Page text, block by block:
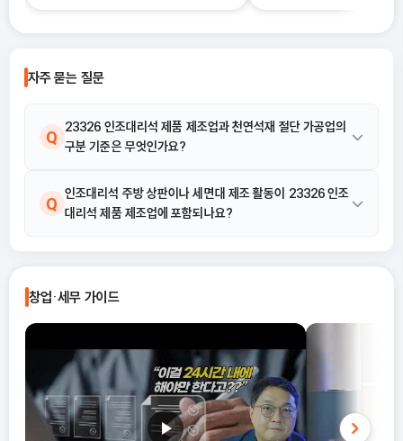
으로 정리합니다.
자주 묻는 질문
Q
23326 인조대리석 제품 제조업과 천연석재 절단 가공업의
구분 기준은 무엇인가요?
A 23326 인조대리석 제품 제조업은 천연광물질을 주된 성분으로 아
크릴수지, 폴리에스테르수지 등과 안료, 안정제 등의 첨가물을 배합
Q
인조대리석 주방 상판이나 세면대 제조 활동이 23326 인조
대리석 제품 제조업에 포함되나요?
료, 안정제 등을 배합하여 제조하는 것과 함께, 인조대리석 주방 상
판, 식탁 테이블, 세면대 등 유사 제품 제조가 명시되어 있습니다.
창업·세무 가이드